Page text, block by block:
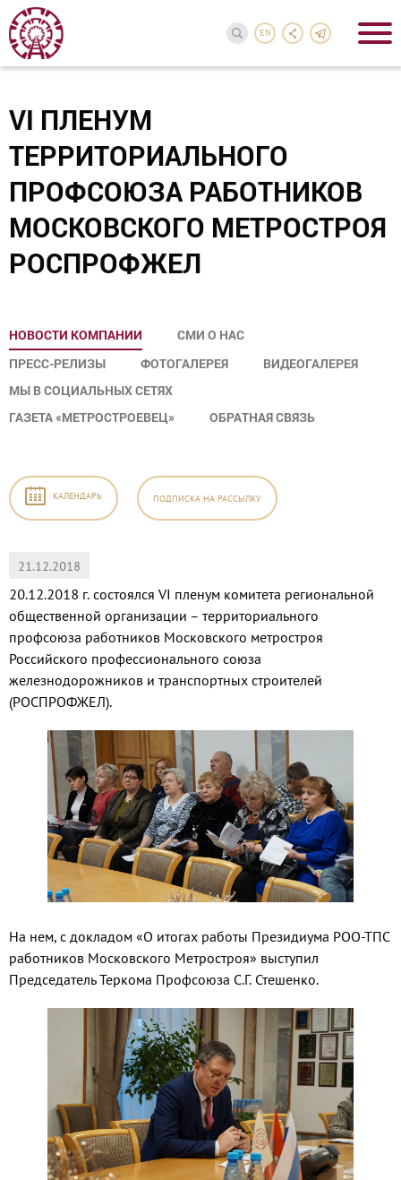
EN
VI ПЛЕНУМ
ТЕРРИТОРИАЛЬНОГО
ПРОФСОЮЗА РАБОТНИКОВ
МОСКОВСКОГО МЕТРОСТРОЯ
РОСПРОФЖЕЛ
НОВОСТИ КОМПАНИИ
СМИ О НАС
ПРЕСС-РЕЛИЗЫ
ФОТОГАЛЕРЕЯ
ВИДЕОГАЛЕРЕЯ
МЫ В СОЦИАЛЬНЫХ СЕТЯХ
ГАЗЕТА «МЕТРОСТРОЕВЕЦ»
ОБРАТНАЯ СВЯЗЬ
КАЛЕНДАРЬ ПОДПИСКА НА РАССЫЛКУ
21.12.2018
20.12.2018 г. состоялся VI пленум комитета региональной
общественной организации – территориального
профсоюза работников Московского метростроя
Российского профессионального союза
железнодорожников и транспортных строителей
(РОСПРОФЖЕЛ).
На нем, с докладом «О итогах работы Президиума РОО-ТПС
работников Московского Метростроя» выступил
Председатель Теркома Профсоюза С.Г. Стешенко.